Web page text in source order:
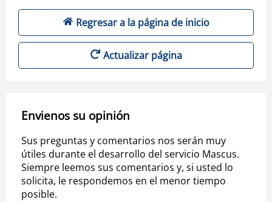
Regresar a la página de inicio
Actualizar página
Envienos su opinión
Sus preguntas y comentarios nos serán muy
útiles durante el desarrollo del servicio Mascus.
Siempre leemos sus comentarios y, si usted lo
solicita, le respondemos en el menor tiempo
posible.